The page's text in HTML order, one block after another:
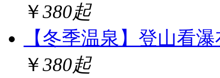
￥380起
【冬季温泉】登山看
￥380起